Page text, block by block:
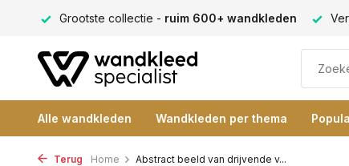
Grootste collectie - ruim 600+ wandkleden
Alle wandkleden Wandkleden per thema
Terug Home Abstract beeld van drijvende v...